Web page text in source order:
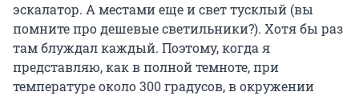
эскалатор. А местами еще и свет тусклый (вы
помните про дешевые светильники?). Хотя бы раз
там блуждал каждый. Поэтому, когда я
представляю, как в полной темноте, при
температуре около 300 градусов, в окружении